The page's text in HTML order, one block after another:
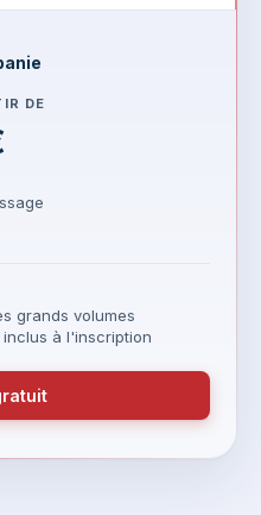
DE
grands volumes
à l'inscription